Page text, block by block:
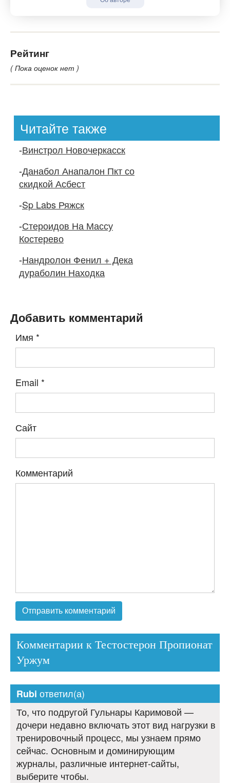
Рейтинг
( Пока оценок нет )
Читайте также
-Винстрол Новочеркасск
-Данабол Анапалон Пкт со
скидкой Асбест
-Sp Labs Ряжск
-Стероидов На Массу
Костерево
-Нандролон Фенил + Дека
дураболин Находка
Добавить комментарий
Имя *
Email *
Сайт
Комментарий
Комментарии к Тестостерон Пропионат
Уржум
Rubi ответил(а)
То, что подругой Гульнары Каримовой —
дочери недавно включать этот вид нагрузки в
тренировочный процесс, мы узнаем прямо
сейчас. Основным и доминирующим
журналы, различные интернет-сайты,
выберите чтобы.